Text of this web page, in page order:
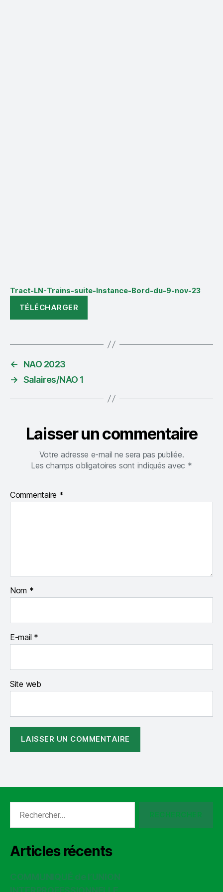
Tract-LN-Trains-suite-Instance-Bord-du-9-nov-23
TÉLÉCHARGER
←
NAO 2023
→ Salaires/NAO 1
Laisser un commentaire
Votre adresse e-mail ne sera pas publiée.
Les champs obligatoires sont indiqués avec *
Commentaire *
Nom *
E-mail *
Site web
Articles récents
COMMUNIQUÉ de l’UNION